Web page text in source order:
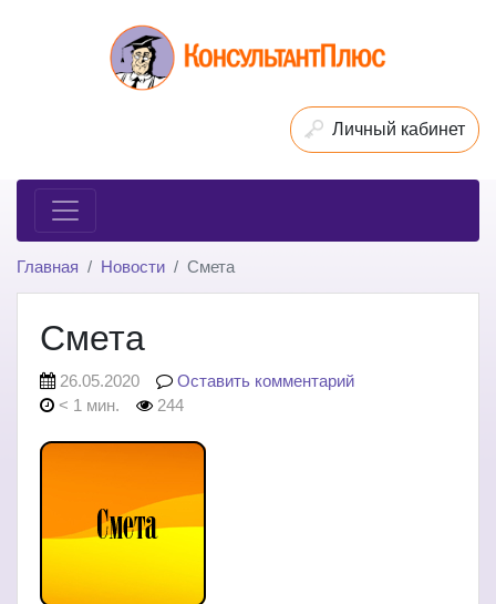
Личный кабинет
Главная Новости Смета
Смета
26.05.2020
Оставить комментарий
< 1 мин.
244